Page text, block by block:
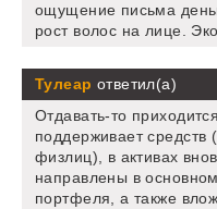
ощущение письма
рост волос на лице.
Тулеар ответил(а)
Отдавать-то
поддерживает средств
физлиц), в активах
направлены в
портфеля, а также